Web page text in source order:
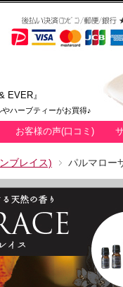
EVER』
ハーブティーがお買得♪
お客様の声(口コミ)
ブレイス) パルマロー